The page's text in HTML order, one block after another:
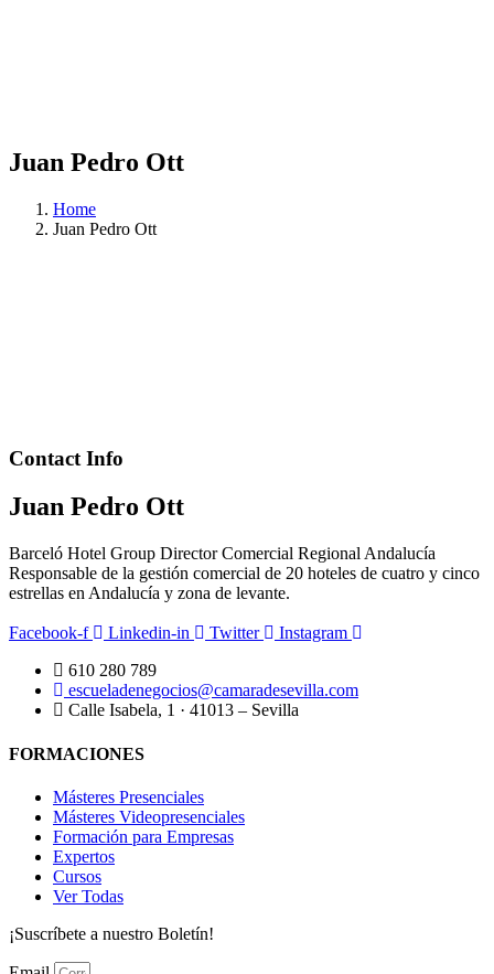
Juan Pedro Ott
Home
Juan Pedro Ott
Contact Info
Juan Pedro Ott
Barceló Hotel Group Director Comercial Regional Andalucía
Responsable de la gestión comercial de 20 hoteles de cuatro y cinco
estrellas en Andalucía y zona de levante.
Facebook-f Linkedin-in Twitter
Instagram
610 280 789
escueladenegocios@camaradesevilla.com
Calle Isabela, 1 · 41013 – Sevilla
FORMACIONES
Másteres Presenciales
Másteres Videopresenciales
Formación para Empresas
Expertos
Cursos
Ver Todas
¡Suscríbete a nuestro Boletín!